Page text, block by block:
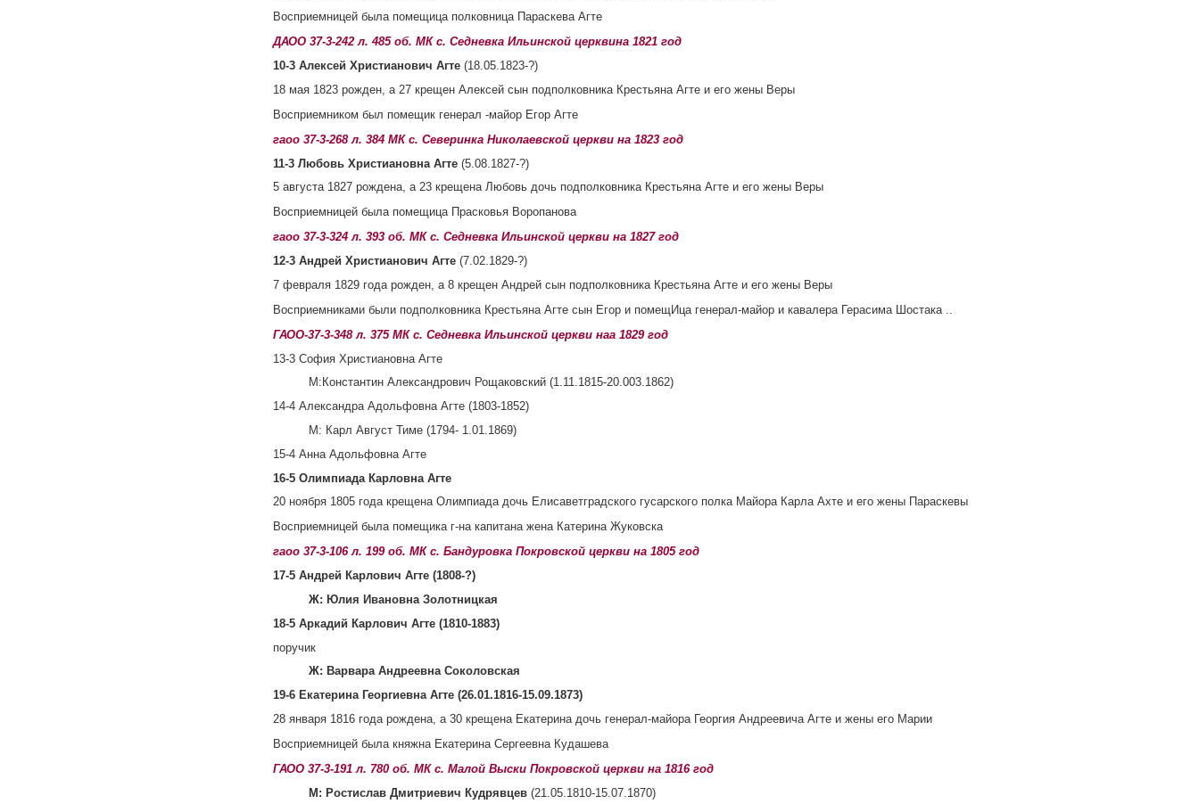
Восприемницей была помещица полковница Параскева Агте
ДАОО 37-3-242 л. 485 об. МК с. Седневка Ильинской церквина 1821 год
10-3 Алексей Христианович Агте(18.05.1823-?)
18 мая 1823 рожден, а 27 крещен Алексей сын подполковника Крестьяна Агте и его жены Веры
Восприемником был помещик генерал -майор Егор Агте
гаоо 37-3-268 л. 384 МК с. Северинка Николаевской церкви на 1823 год
11-3 Любовь Христиановна Агте(5.08.1827-?)
5 августа 1827 рождена, а 23 крещена Любовь дочь подполковника Крестьяна Агте и его жены Веры
Восприемницей была помещица Прасковья Воропанова
гаоо 37-3-324 л. 393 об. МК с. Седневка Ильинской церкви на 1827 год
12-3 Андрей Христианович Агте(7.02.1829-?)
7 февраля 1829 года рожден, а 8 крещен Андрей сын подполковника Крестьяна Агте и его жены Веры
Восприемниками были подполковника Крестьяна Агте сын Егор и помещИца генерал-майор и кавалера Герасима Шостака ..
ГАОО-37-3-348 л. 375 МК с. Седневка Ильинской церкви наа 1829 год
13-3 София Христиановна Агте
М:Константин Александрович Рощаковский (1.11.1815-20.003.1862)
14-4 Александра Адольфовна Агте (1803-1852)
М: Карл Август Тиме (1794- 1.01.1869)
15-4 Анна Адольфовна Агте
16-5 Олимпиада Карловна Агте
20 ноября 1805 года крещена Олимпиада дочь Елисаветградского гусарского полка Майора Карла Ахте и его жены Параскевы
Восприемницей была помещика г-на капитана жена Катерина Жуковска
гаоо 37-3-106 л. 199 об. МК с. Бандуровка Покровской церкви на 1805 год
17-5 Андрей Карлович Агте (1808-?)
Ж: Юлия Ивановна Золотницкая
18-5 Аркадий Карлович Агте (1810-1883)
поручик
Ж: Варвара Андреевна Соколовская
19-6 Екатерина Георгиевна Агте (26.01.1816-15.09.1873)
28 января 1816 года рождена, а 30 крещена Екатерина дочь генерал-майора Георгия Андреевича Агте и жены его Марии
Восприемницей была княжна Екатерина Сергеевна Кудашева
ГАОО 37-3-191 л. 780 об. МК с. Малой Выски Покровской церкви на 1816 год
М: Ростислав Дмитриевич Кудрявцев(21.05.1810-15.07.1870)